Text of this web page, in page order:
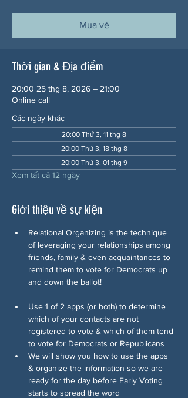
Mua vé
Thời gian & Địa điểm
20:00 25 thg 8, 2026 – 21:00
Online call
Các ngày khác
20:00 Thứ 3, 11 thg 8
20:00 Thứ 3, 18 thg 8
20:00 Thứ 3, 01 thg 9
Xem tất cả 12 ngày
Giới thiệu về sự kiện
Relational Organizing is the technique
of leveraging your relationships among
friends, family & even acquaintances to
remind them to vote for Democrats up
and down the ballot!
Use 1 of 2 apps (or both) to determine
which of your contacts are not
registered to vote & which of them tend
to vote for Democrats or Republicans
We will show you how to use the apps
& organize the information so we are
ready for the day before Early Voting
starts to spread the word